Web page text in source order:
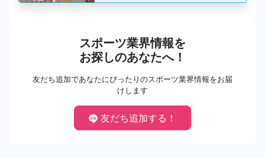
スポーツ業界情報を
お探しのあなたへ！
友だち追加であなたにぴったりのスポーツ業界情報をお届
けします
友だち追加する！